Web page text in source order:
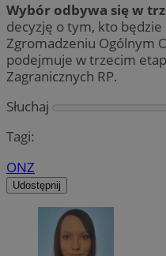
Wybór odbywa się w
decyzję o tym, kto
Zgromadzeniu Ogólnym
podejmuje w trzecim
Zagranicznych RP.
Słuchaj
Tagi:
ONZ
Udostępnij